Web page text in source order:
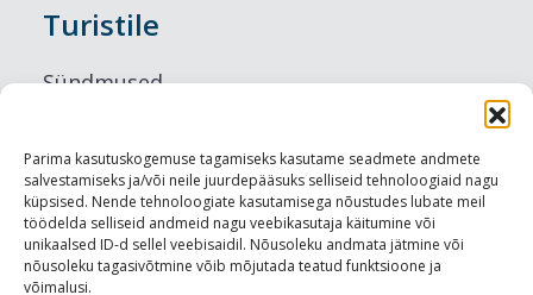
Parima kasutuskogemuse tagamiseks kasutame seadmete andmete
salvestamiseks ja/või neile juurdepääsuks selliseid tehnoloogiaid nagu
küpsised. Nende tehnoloogiate kasutamisega nõustudes lubate meil
töödelda selliseid andmeid nagu veebikasutaja käitumine või
unikaalsed ID-d sellel veebisaidil. Nõusoleku andmata jätmine või
nõusoleku tagasivõtmine võib mõjutada teatud funktsioone ja
võimalusi.
Turistile
Sündmused
Maitseelamused
Vaatamisväärsused